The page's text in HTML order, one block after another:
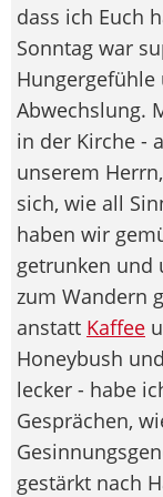
dass ich Euch
Sonntag war
Hungergefühle
Abwechslung.
in der Kirche -
unserem
sich, wie all
haben wir
getrunken und
zum Wandern
anstatt Kaffee
Honeybush
lecker - habe
Gesprächen,
gestärkt nach